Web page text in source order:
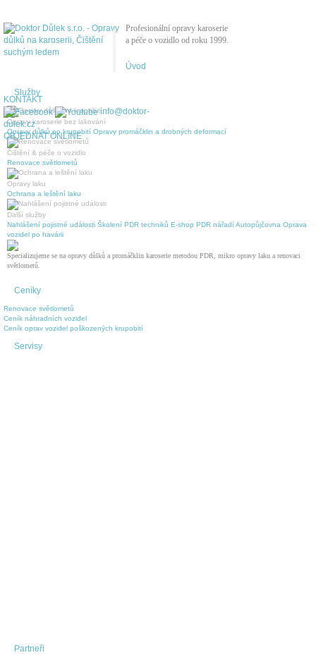
Profesionální opravy karoserie
a péče o vozidlo od roku 1999.
Úvod
Služby
Opravy karoserie bez lakování
Opravy důlků po krupobití Opravy promáčklin a drobných deformací
Čištění & péče o vozidlo
Renovace světlometů
Opravy laku
Ochrana a leštění laku
Další služby
Nahlášení pojistné události Školení PDR techniků E-shop PDR nářadíAutopůjčovna Oprava
vozidel po havárii
Specializujeme se na opravy důlků a promáčklin karoserie metodou PDR, mikro opravy laku a renovaci
světlometů.
Ceníky
Renovace světlometů
Ceník náhradních vozidel
Ceník oprav vozidel poškozených krupobití
Servisy
Partneři
KONTAKT
info@doktor-
dulek.cz
OBJEDNAT ONLINE